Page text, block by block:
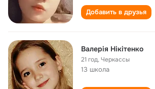
Добавить в друзья
Валерія Нікітенко
21 год,Черкассы
13 школа